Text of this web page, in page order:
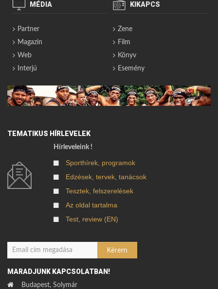
MÉDIA
Partner
Magazin
Web
Interjú
KIKAPCS
Zene
Film
Könyv
Esemény
TEMATIKUS HÍRLEVELEK
Hírleveleink !
Sporthírek, programok
Edzések, tervek, tanácsok
Tesztek, felszerelések
Az oldal tartalma
Test, review (EN)
MARADJUNK KAPCSOLATBAN!
Budapest, Solymár